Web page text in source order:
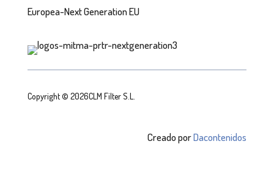
Europea-Next Generation EU
Copyright © 2026CLM Filter S.L.
Creado porDacontenidos